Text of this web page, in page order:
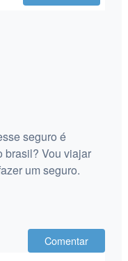
seguro é
brasil? Vou viajar
um seguro.
Comentar